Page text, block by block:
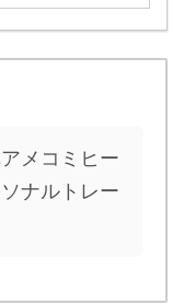
メコミヒー
ナルトレー